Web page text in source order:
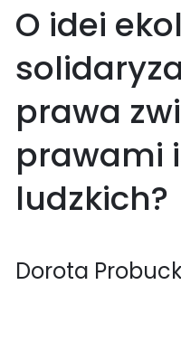
O idei
prawa
prawami
ludzkich?
Dorota